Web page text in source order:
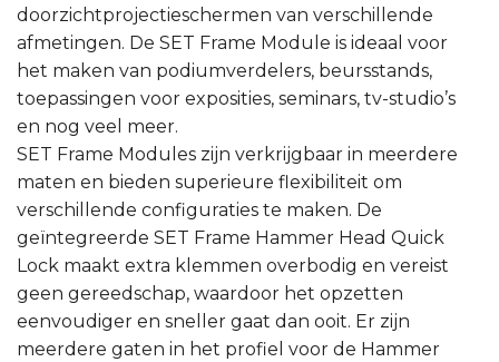
doorzichtprojectieschermen van verschillende
afmetingen. De SET Frame Module is ideaal voor
het maken van podiumverdelers, beursstands,
toepassingen voor exposities, seminars, tv-studio’s
en nog veel meer.
SET Frame Modules zijn verkrijgbaar in meerdere
maten en bieden superieure flexibiliteit om
verschillende configuraties te maken. De
geïntegreerde SET Frame Hammer Head Quick
Lock maakt extra klemmen overbodig en vereist
geen gereedschap, waardoor het opzetten
eenvoudiger en sneller gaat dan ooit. Er zijn
meerdere gaten in het profiel voor de Hammer